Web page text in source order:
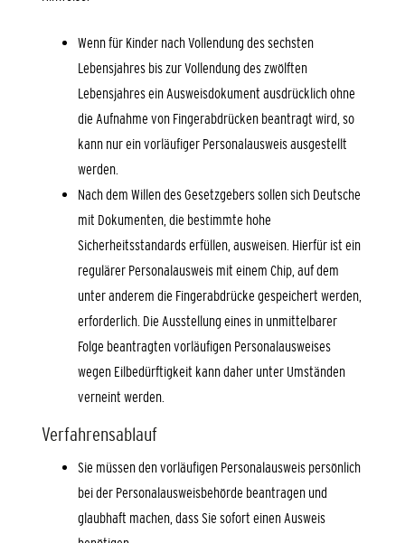
Wenn für Kinder nach Vollendung des sechsten
Lebensjahres bis zur Vollendung des zwölften
Lebensjahres ein Ausweisdokument ausdrücklich ohne
die Aufnahme von Fingerabdrücken beantragt wird, so
kann nur ein vorläufiger Personalausweis ausgestellt
werden
Nach dem Willen des Gesetzgebers sollen sich Deutsche
mit Dokumenten, die bestimmte hohe
Sicherheitsstandards erfüllen, ausweisen. Hierfür ist ein
regulärer Personalausweis mit einem Chip, auf dem
unter anderem die Fingerabdrücke gespeichert werden,
erforderlich. Die Ausstellung eines in unmittelbarer
Folge beantragten vorläufigen Personalausweises
wegen Eilbedürftigkeit kann daher unter Umständen
verneint werden.
Verfahrensablauf
Sie müssen den vorläufigen Personalausweis persönlich
bei der Personalausweisbehörde beantragen und
glaubhaft machen, dass Sie sofort einen Ausweis